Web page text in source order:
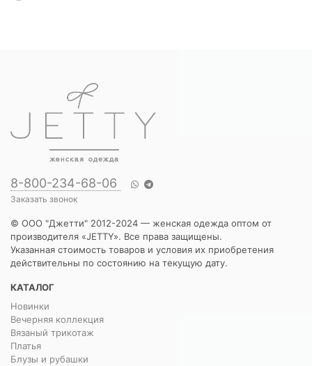
8-800-234-68-06
Заказать звонок
© ООО "Джетти" 2012-2024 — женская одежда оптом от
производителя «JETTY». Все права защищены.
Указанная стоимость товаров и условия их приобретения
действительны по состоянию на текущую дату.
КАТАЛОГ
Новинки
Вечерняя коллекция
Вязаный трикотаж
Платья
Блузы и рубашки